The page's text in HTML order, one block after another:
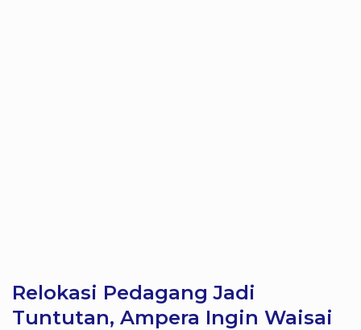
Relokasi Pedagang Jadi
Tuntutan, Ampera Ingin Waisai